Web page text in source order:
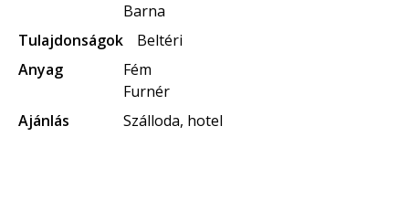
Barna
Tulajdonságok
Beltéri
Anyag
Fém
Furnér
Ajánlás
Szálloda, hotel